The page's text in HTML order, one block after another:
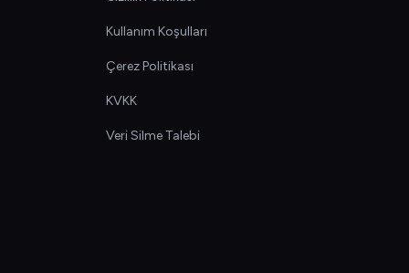
Kullanım Koşulları
Çerez Politikası
KVKK
Veri Silme Talebi